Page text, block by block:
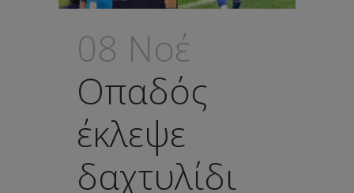
08 Νοέ
Οπαδός
έκλεψε
δαχτυλίδι